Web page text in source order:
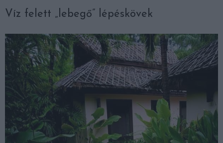
Víz felett „lebegő” lépéskövek